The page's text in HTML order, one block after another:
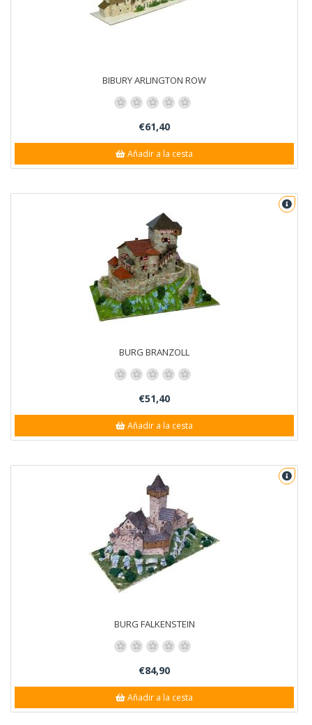
BIBURY ARLINGTON ROW
€61,40
Añadir a la cesta
BURG BRANZOLL
€51,40
Añadir a la cesta
BURG FALKENSTEIN
€84,90
Añadir a la cesta